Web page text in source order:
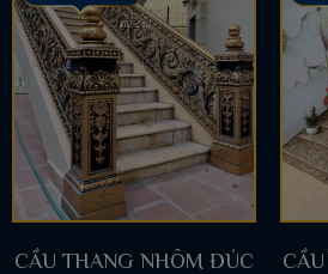
CẦU THANG NHÔM ĐÚC